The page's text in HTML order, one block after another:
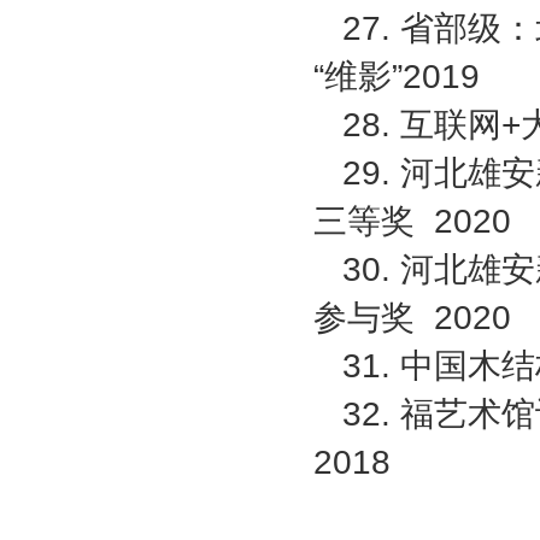
27. 省部级
“维影”2019
28. 互联网+
29. 河北雄
三等奖 2020
30. 河北雄
参与奖 2020
31. 中国木
32. 福艺术
2018